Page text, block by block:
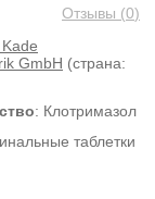
Отзывы (0)
GmbH (страна:
: Клотримазол
таблетки